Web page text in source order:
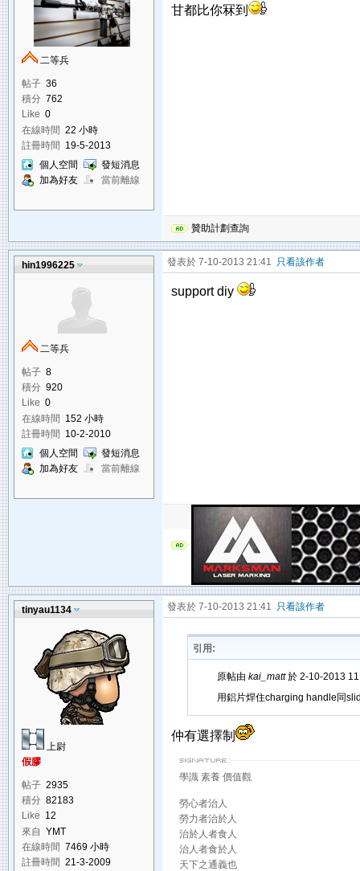
二等兵
帖子 36
積分 762
Like 0
在線時間 22 小時
註冊時間 19-5-2013
個人空間
發短消息
加為好友
當前離線
甘都比你冧到
贊助計劃查詢
hin1996225
二等兵
帖子 8
積分 920
Like 0
在線時間 152 小時
註冊時間 10-2-2010
個人空間
發短消息
加為好友
當前離線
發表於 7-10-2013 21:41 只看該作者
support diy
tinyau1134
上尉
假膠
帖子 2935
積分 82183
Like 12
來自 YMT
在線時間 7469 小時
註冊時間 21-3-2009
發表於 7-10-2013 21:41 只看該作者
引用:
原帖由 kai_matt於 2-10-2013
用鋁片焊住charging handle同
仲有選擇制
學識 素養 價值觀
勞心者治人
勞力者治於人
治於人者食人
治人者食於人
天下之通義也